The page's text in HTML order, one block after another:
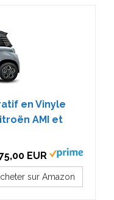
en Vinyle
AMI et
EUR
sur Amazon